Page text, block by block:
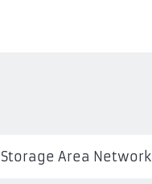
Storage Area Network